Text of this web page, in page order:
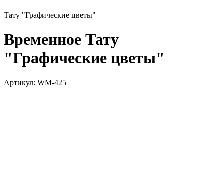
Тату "Графические цветы"
Временное Тату
"Графические цветы"
Артикул: WM-425